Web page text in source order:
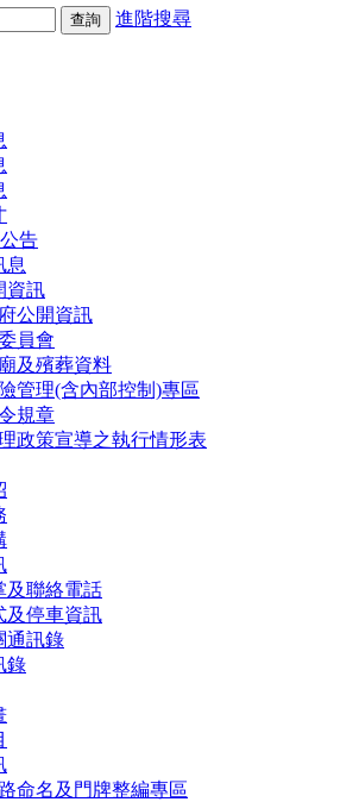
進階搜尋
告
息
資訊
公開資訊
員會
及殯葬資料
管理(含內部控制)專區
規章
政策宣導之執行情形表
及聯絡電話
及停車資訊
通訊錄
錄
命名及門牌整編專區